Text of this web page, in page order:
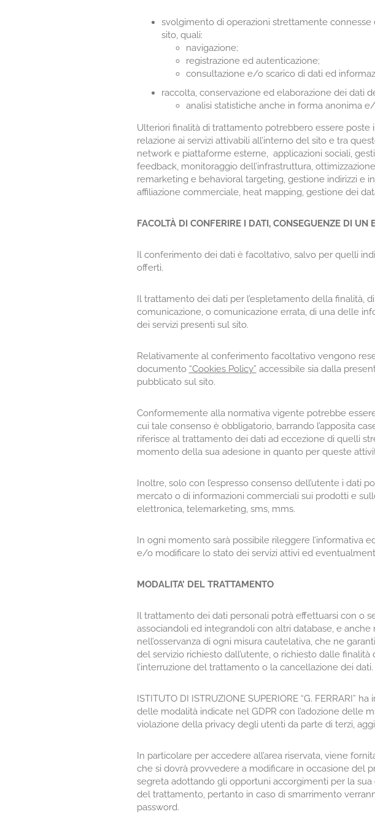
svolgimento di operazioni strettamente
sito, quali:
navigazione;
registrazione ed autenticazione;
consultazione e/o scarico di dati ed
raccolta, conservazione ed elaborazione dei dati
analisi statistiche anche in forma anonima
Ulteriori finalità di trattamento potrebbero essere poste
relazione ai servizi attivabili all’interno del sito e tra
network e piattaforme esterne, applicazioni sociali,
feedback, monitoraggio dell’infrastruttura,
remarketing e behavioral targeting, gestione indirizzi e
affiliazione commerciale, heat mapping, gestione dei
FACOLTÀ DI CONFERIRE I DATI, CONSEGUENZE DI
Il conferimento dei dati è facoltativo, salvo per quelli
offerti.
Il trattamento dei dati per l’espletamento della finalità,
comunicazione, o comunicazione errata, di una delle
dei servizi presenti sul sito.
Relativamente al conferimento facoltativo vengono
documento “Cookies Policy” accessibile sia dalla
pubblicato sul sito.
Conformemente alla normativa vigente potrebbe
cui tale consenso è obbligatorio, barrando l’apposita
riferisce al trattamento dei dati ad eccezione di quelli
momento della sua adesione in quanto per queste
Inoltre, solo con l’espresso consenso dell’utente i dati
mercato o di informazioni commerciali sui prodotti e
elettronica, telemarketing, sms, mms.
In ogni momento sarà possibile rileggere l’informativa
e/o modificare lo stato dei servizi attivi ed
MODALITA’ DEL TRATTAMENTO
Il trattamento dei dati personali potrà effettuarsi con o
associandoli ed integrandoli con altri database, e
nell’osservanza di ogni misura cautelativa, che ne
del servizio richiesto dall’utente, o richiesto dalle
l’interruzione del trattamento o la cancellazione dei dati.
ISTITUTO DI ISTRUZIONE SUPERIORE “G.
delle modalità indicate nel GDPR con l’adozione delle
violazione della privacy degli utenti da parte di terzi,
In particolare per accedere all’area riservata, viene
che si dovrà provvedere a modificare in occasione del
segreta adottando gli opportuni accorgimenti per la
del trattamento, pertanto in caso di smarrimento
password.